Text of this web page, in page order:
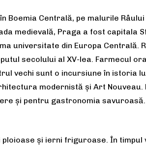
Centrală, pe malurile
medievală, Praga a fost capitala
universitate din Europa Centrală.
secolului al XV-lea. Farmecul
vechi sunt o incursiune în istoria
modernistă şi Art
și pentru gastronomia savuroasă.
și ierni friguroase. În